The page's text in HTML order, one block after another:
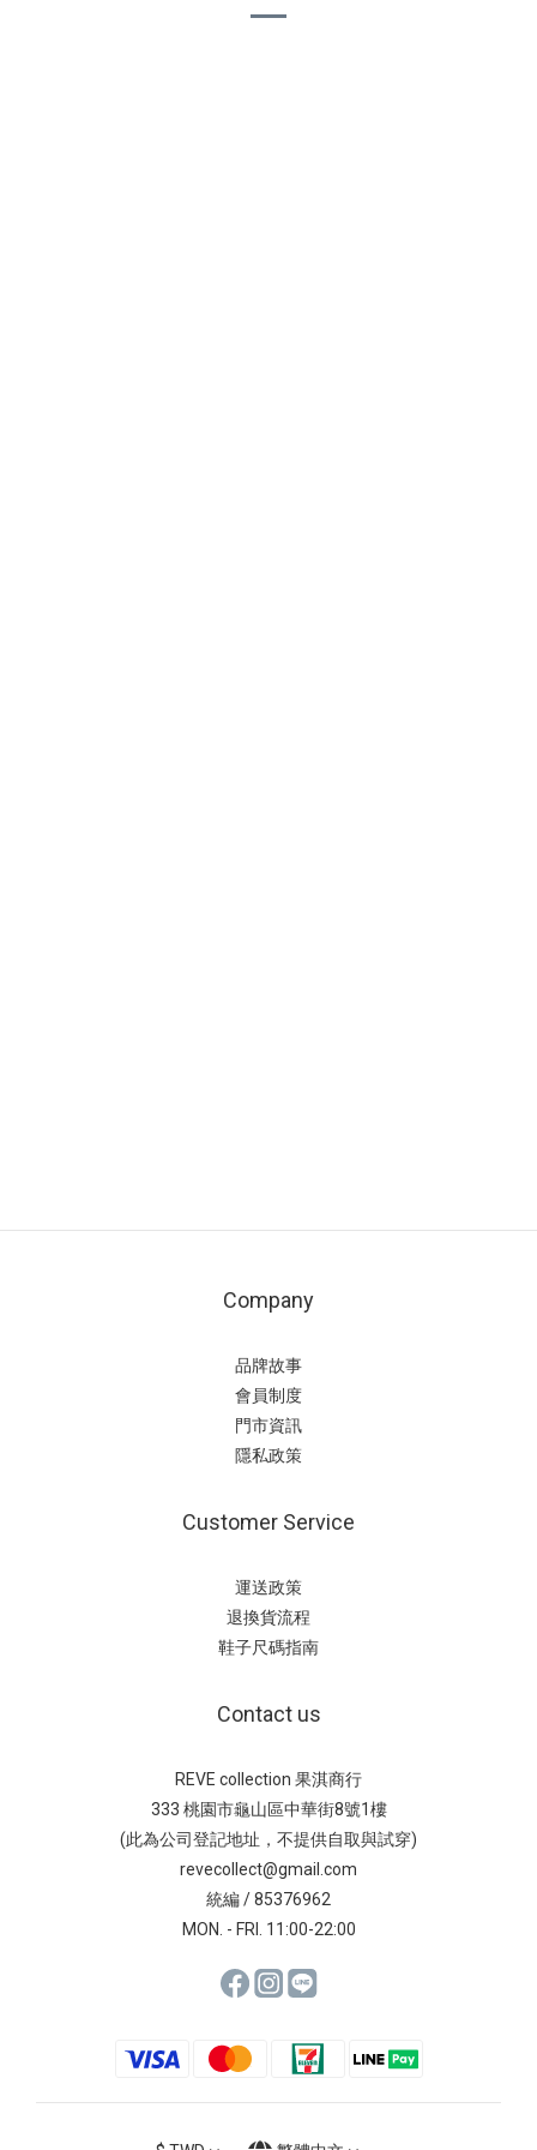
Company
品牌故事
會員制度
門市資訊
隱私政策
Customer Service
運送政策
退換貨流程
鞋子尺碼指南
Contact us
REVE collection 果淇商行
333 桃園市龜山區中華街8號1樓
(此為公司登記地址，不提供自取與試穿)
revecollect@gmail.com
統編 / 85376962
MON. - FRI. 11:00-22:00